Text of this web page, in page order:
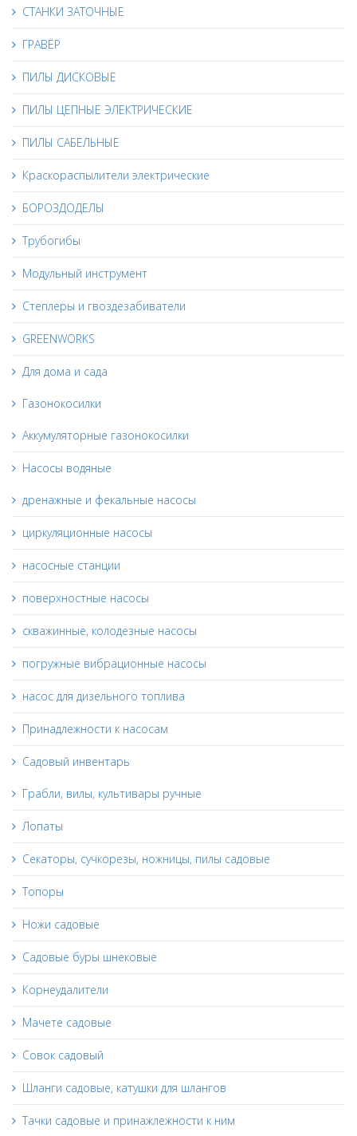
СТАНКИ ЗАТОЧНЫЕ
ГРАВЁР
ПИЛЫ ДИСКОВЫЕ
ПИЛЫ ЦЕПНЫЕ ЭЛЕКТРИЧЕСКИЕ
ПИЛЫ САБЕЛЬНЫЕ
Краскораспылители электрические
БОРОЗДОДЕЛЫ
Трубогибы
Модульный инструмент
Степлеры и гвоздезабиватели
GREENWORKS
Для дома и сада
Газонокосилки
Аккумуляторные газонокосилки
Насосы водяные
дренажные и фекальные насосы
циркуляционные насосы
насосные станции
поверхностные насосы
скважинные, колодезные насосы
погружные вибрационные насосы
насос для дизельного топлива
Принадлежности к насосам
Садовый инвентарь
Грабли, вилы, культивары ручные
Лопаты
Секаторы, сучкорезы, ножницы, пилы садовые
Топоры
Ножи садовые
Садовые буры шнековые
Корнеудалители
Мачете садовые
Совок садовый
Шланги садовые, катушки для шлангов
Тачки садовые и принажлежности к ним